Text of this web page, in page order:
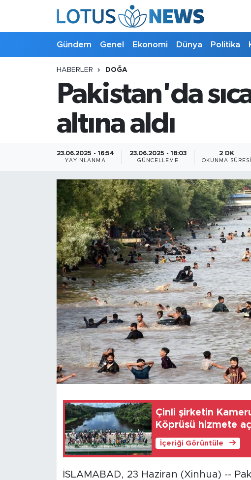
Gündem Genel Ekonomi Dünya Politika
HABERLER DOĞA
Pakistan'da
altına aldı
23.06.2025 - 16:54
YAYINLANMA
23.06.2025 - 18:03
GÜNCELLEME
2 DK
OKUNMA SÜRESI
Çinli şirketin
Köprüsü hizmete
İçeriği Görüntüle
İSLAMABAD, 23 Haziran (Xinhua) --
Bilim ve Teknoloji
Çin Fuarları
Gündem
Foto Haber
Xinhua Türkiye